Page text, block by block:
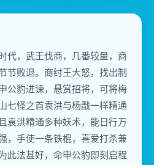
代，武王伐商，几番较量，商
节败退。商纣王大怒，找出制
公豹进谏，悬赏招将，可将梅
七怪之首袁洪与杨戬一样精通
袁洪精通多种妖术，能日行万
，手使一条铁棍，喜爱打杀兼
此法甚好，命申公豹即刻启程